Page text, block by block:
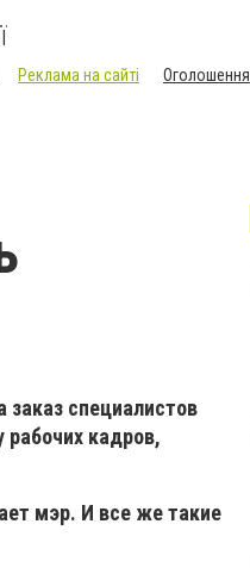
Реклама на сайті
Оголошення
специалистов
рабочих кадров,
мэр. И все же такие